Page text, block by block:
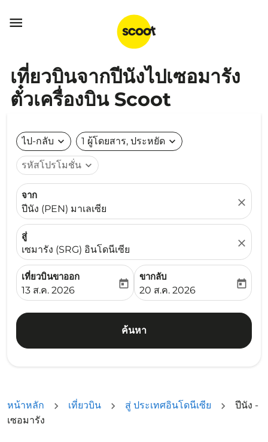

เที่ยวบินจากปีนังไปเซอมารัง
ตั๋วเครื่องบิน Scoot
ไป-กลับ expand_more 1 ผู้โดยสาร, ประหยัด expand_more
รหัสโปรโมชั่น expand_more
จาก
ปีนัง (PEN) มาเลเซีย
close
สู่
เซมารัง (SRG) อินโดนีเซีย
close
เที่ยวบินขาออก
fc-booking-departure-date-aria-label
13 ส.ค. 2026
today
ขากลับ
fc-booking-return-date-
20 ส.ค. 2026
today
ค้นหา
หน้าหลัก เที่ยวบิน สู่ ประเทศอินโดนีเซีย
ปีนัง -
เซอมารัง